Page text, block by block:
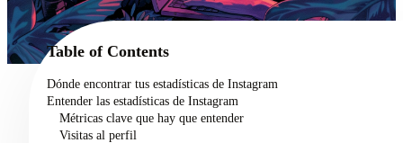
02 Casos de uso
Precios
Acerca de nosotros
Table of Contents
Dónde encontrar tus estadísticas de Instagram
Entender las estadísticas de Instagram
Métricas clave que hay que entender
Visitas al perfil